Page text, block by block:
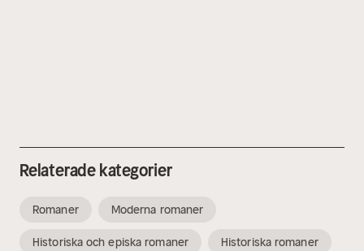
Relaterade kategorier
Romaner Moderna romaner
Historiska och episka romaner Historiska romaner